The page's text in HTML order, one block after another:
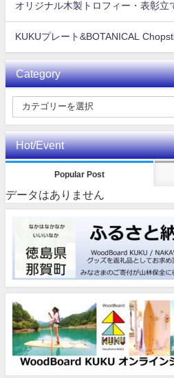
オリジナル木製トロフィー・表彰立
KUKUプレート&BOTANICAL
Category
Hot/Event
Popular Post
データはありません